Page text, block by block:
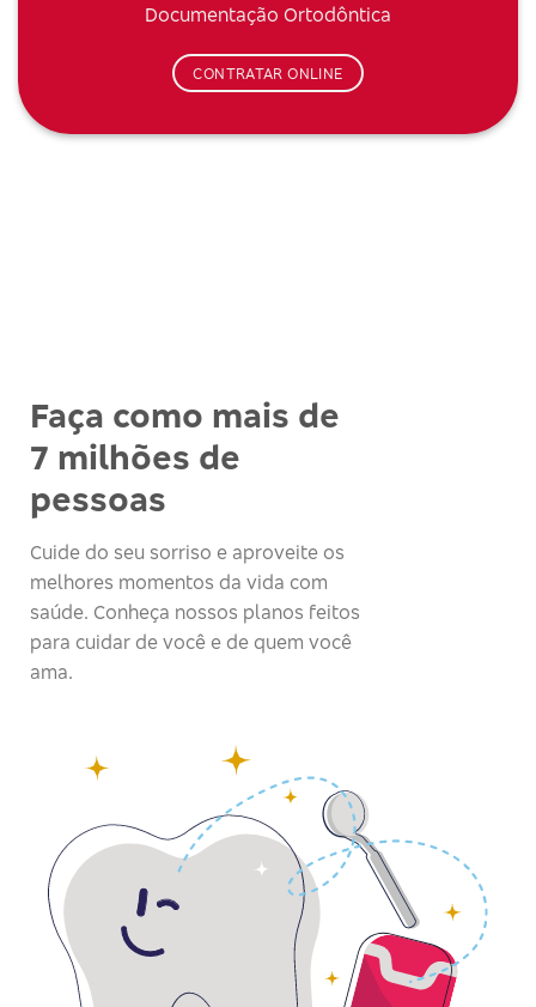
Documentação Ortodôntica
CONTRATAR ONLINE
Faça como mais de
7 milhões de
pessoas
Cuide do seu sorriso e aproveite os
melhores momentos da vida com
saúde. Conheça nossos planos feitos
para cuidar de você e de quem você
ama.